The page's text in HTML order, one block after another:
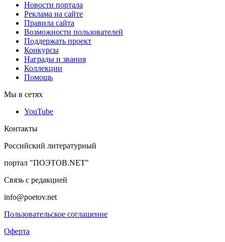
Новости портала
Реклама на сайте
Правила сайта
Возможности пользователей
Поддержать проект
Конкурсы
Награды и звания
Коллекции
Помощь
Мы в сетях
YouTube
Контакты
Российский литературный
портал "ПОЭТОВ.NET"
Связь с редакцией
info@poetov.net
Пользовательское соглашение
Оферта